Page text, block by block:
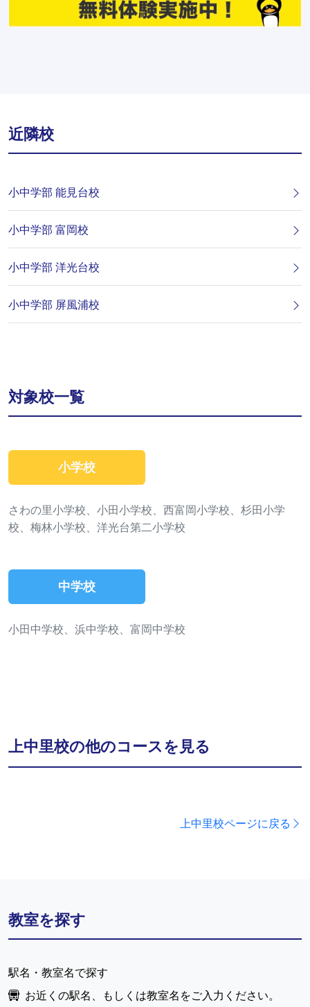
近隣校
小中学部 能見台校
小中学部 富岡校
小中学部 洋光台校
小中学部 屏風浦校
対象校一覧
小学校
さわの里小学校、小田小学校、西富岡小学校、杉田小学
校、梅林小学校、洋光台第二小学校
中学校
小田中学校、浜中学校、富岡中学校
上中里校の他のコースを見る
上中里校ページに戻る
教室を探す
駅名・教室名で探す
お近くの駅名、もしくは教室名をご入力ください。